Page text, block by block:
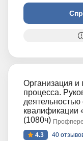
Организация и
процесса.
квалификации
(1080ч)
4.3
40